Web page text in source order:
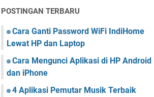
POSTINGAN TERBARU
Cara Ganti Password WiFi IndiHome
Lewat HP dan Laptop
Cara Mengunci Aplikasi di HP Android
dan iPhone
4 Aplikasi Pemutar Musik Terbaik